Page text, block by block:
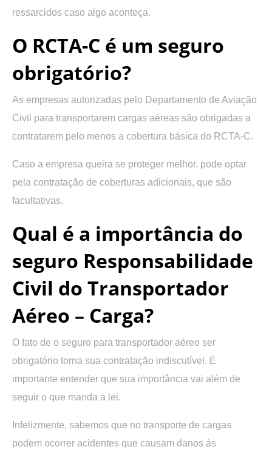
ressarcidos caso algo aconteça.
O RCTA-C é um seguro
obrigatório?
As empresas autorizadas pelo Departamento de Aviação
Civil para transportarem cargas aéreas são obrigadas a
contratarem pelo menos a cobertura básica do RCTA-C.
Caso a empresa queira se proteger melhor, pode optar
pela contratação de coberturas adicionais, que são
facultativas.
Qual é a importância do
seguro Responsabilidade
Civil do Transportador
Aéreo – Carga?
O fato de o seguro para transportador aéreo ser
obrigatório torna sua contratação indiscutível. É
importante entender que sua importância vai além de
seguir o que manda a lei.
Infelizmente, sabemos que no transporte de cargas
podem ocorrer acidentes que causam danos às